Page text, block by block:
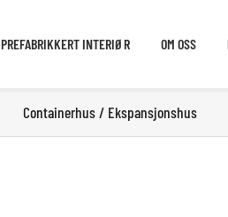
PREFABRIKKERT INTERIØR OM OSS
Containerhus / Ekspansjonshus